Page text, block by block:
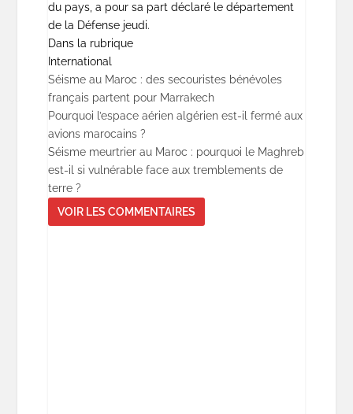
du pays, a pour sa part déclaré le département
de la Défense jeudi.
Dans la rubrique
International
Séisme au Maroc : des secouristes bénévoles
français partent pour Marrakech
Pourquoi l’espace aérien algérien est-il fermé aux
avions marocains ?
Séisme meurtrier au Maroc : pourquoi le Maghreb
est-il si vulnérable face aux tremblements de
terre ?
VOIR LES COMMENTAIRES